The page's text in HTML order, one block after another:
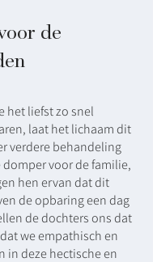
de
het liefst zo snel
laat het lichaam dit
verdere behandeling
domper voor de familie,
hen ervan dat dit
de opbaring een dag
de dochters ons dat
we empathisch en
in deze hectische en